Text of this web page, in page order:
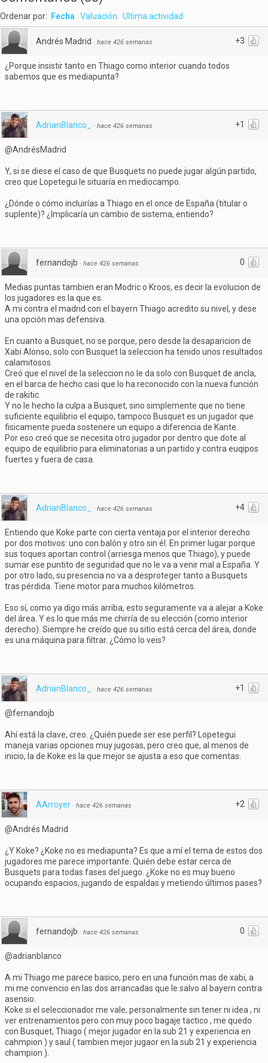
Ordenar por: Fecha Valuación Ultima actividad
+3
Andrés Madrid · hace 426 semanas
¿Porque insistir tanto en Thiago como interior cuando todos
sabemos que es mediapunta?
+1
AdrianBlanco_ · hace 426 semanas
@AndrésMadrid
Y, si se diese el caso de que Busquets no puede jugar algún partido,
creo que Lopetegui le situaría en mediocampo.
¿Dónde o cómo incluirías a Thiago en el once de España (titular o
suplente)? ¿Implicaría un cambio de sistema, entiendo?
0
fernandojb · hace 426 semanas
Medias puntas tambien eran Modric o Kroos, es decir la evolucion de
los jugadores es la que es.
A mi contra el madrid con el bayern Thiago acredito su nivel, y dese
una opción mas defensiva.
En cuanto a Busquet, no se porque, pero desde la desaparicion de
Xabi Alonso, solo con Busquet la seleccion ha tenido unos resultados
calamitosos.
Creó que el nivel de la seleccion no le da solo con Busquet de ancla,
en el barca de hecho casi que lo ha reconocido con la nueva función
de rakitic.
Y no le hecho la culpa a Busquet, sino simplemente que no tiene
suficiente equilibrio el equipo, tampoco Busquet es un jugador que
fisicamente pueda sostenere un equipo a diferencia de Kante.
Por eso creó que se necesita otro jugador por dentro que dote al
equipo de equilibrio para eliminatorias a un partido y contra euqipos
fuertes y fuera de casa.
+4
AdrianBlanco_ · hace 426 semanas
Entiendo que Koke parte con cierta ventaja por el interior derecho
por dos motivos: uno con balón y otro sin él. En primer lugar porque
sus toques aportan control (arriesga menos que Thiago), y puede
sumar ese puntito de seguridad que no le va a venir mal a España. Y
por otro lado, su presencia no va a desproteger tanto a Busquets
tras pérdida. Tiene motor para muchos kilómetros.
Eso sí, como ya digo más arriba, esto seguramente va a alejar a Koke
del área. Y es lo que más me chirría de su elección (como interior
derecho). Siempre he creído que su sitio está cerca del área, donde
es una máquina para filtrar. ¿Cómo lo veis?
+1
AdrianBlanco_ · hace 426 semanas
@fernandojb
Ahí está la clave, creo. ¿Quién puede ser ese perfil? Lopetegui
maneja varias opciones muy jugosas, pero creo que, al menos de
inicio, la de Koke es la que mejor se ajusta a eso que comentas.
+2
AArroyer · hace 426 semanas
@Andrés Madrid
¿Y Koke? ¿Koke no es mediapunta? Es que a mí el tema de estos dos
jugadores me parece importante. Quién debe estar cerca de
Busquets para todas fases del juego. ¿Koke no es muy bueno
ocupando espacios, jugando de espaldas y metiendo últimos pases?
0
fernandojb · hace 426 semanas
@adrianblanco
A mi Thiago me parece basico, pero en una función mas de xabi, a
mi me convencio en las dos arrancadas que le salvo al bayern contra
asensio.
Koke si el seleccionador me vale, personalmente sin tener ni idea , ni
ver entrenamientos pero con muy poco bagaje tactico , me quedo
con Busquet, Thiago ( mejor jugador en la sub 21 y experiencia en
cahmpion ) y saul ( tambien mejor jugaor en la sub 21 y experiencia
champion ).